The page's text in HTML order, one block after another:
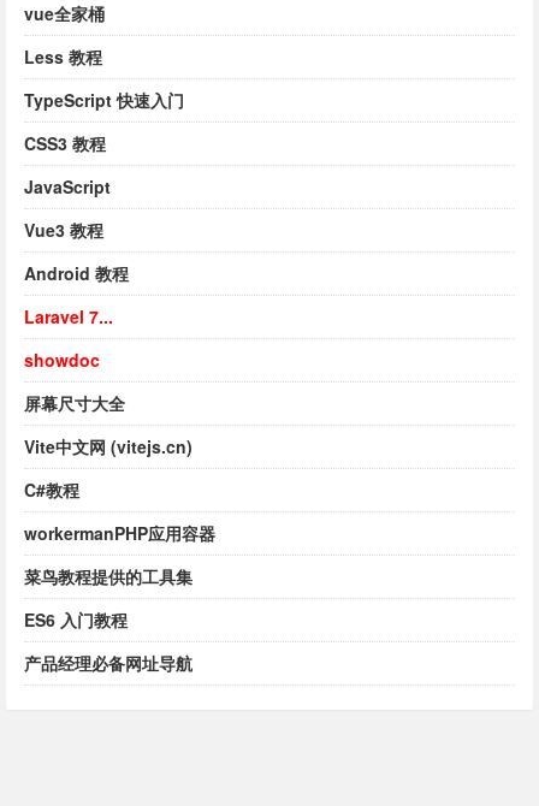
vue全家桶
Less 教程
TypeScript 快速入门
CSS3 教程
JavaScript
Vue3 教程
Android 教程
Laravel 7...
showdoc
屏幕尺寸大全
Vite中文网 (vitejs.cn)
C#教程
workermanPHP应用容器
菜鸟教程提供的工具集
ES6 入门教程
产品经理必备网址导航